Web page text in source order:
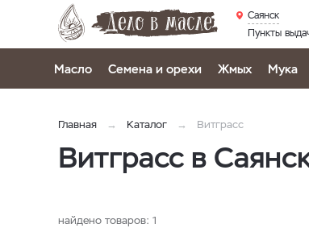
Саянск
Пункты
Масло Семена и орехи Жмых Мука
Главная Каталог Витграсс
Витграсс в
найдено товаров: 1